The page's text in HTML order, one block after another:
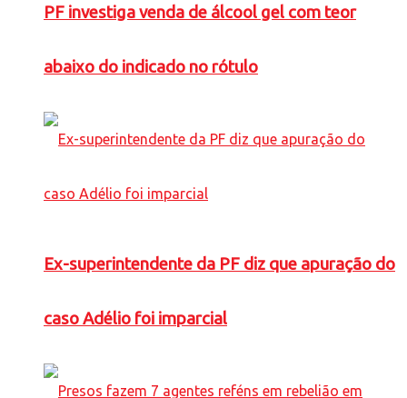
PF investiga venda de álcool gel com teor
abaixo do indicado no rótulo
Ex-superintendente da PF diz que apuração do
caso Adélio foi imparcial